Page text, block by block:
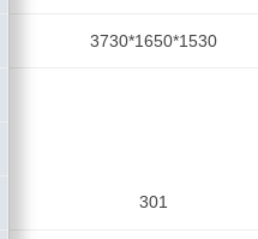
3730*1650*1530
301